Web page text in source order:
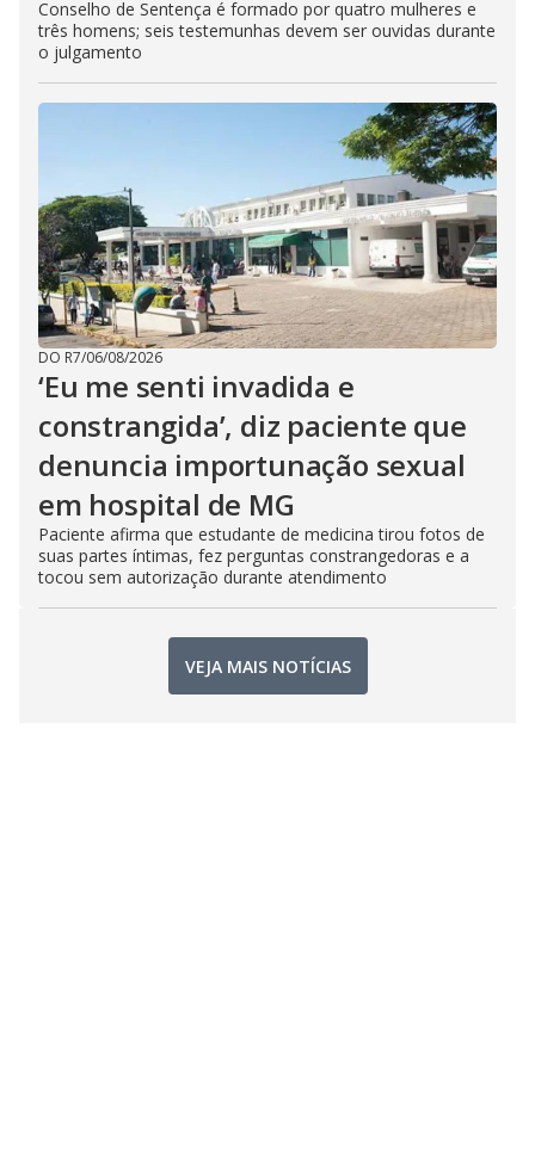
Conselho de Sentença é formado por quatro mulheres e
três homens; seis testemunhas devem ser ouvidas durante
o julgamento
DO R7/06/08/2026
‘Eu me senti invadida e
constrangida’, diz paciente que
denuncia importunação sexual
em hospital de MG
Paciente afirma que estudante de medicina tirou fotos de
suas partes íntimas, fez perguntas constrangedoras e a
tocou sem autorização durante atendimento
VEJA MAIS NOTÍCIAS